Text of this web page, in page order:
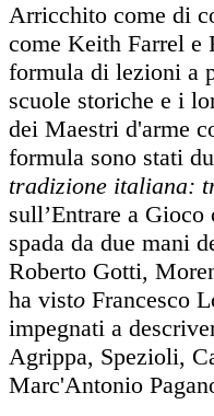
Arricchito come di
come Keith Farrel e
formula di lezioni a
scuole storiche e i
dei Maestri d'arme
formula sono stati
tradizione italiana:
sull’Entrare a
spada da due mani
Roberto Gotti,
ha visto Francesco
impegnati a
Agrippa, Spezioli,
Marc'Antonio